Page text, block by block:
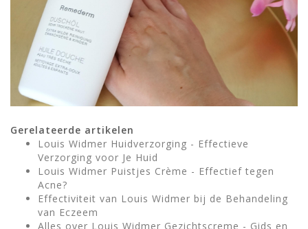
Gerelateerde artikelen
Louis Widmer Huidverzorging - Effectieve
Verzorging voor Je Huid
Louis Widmer Puistjes Crème - Effectief tegen
Acne?
Effectiviteit van Louis Widmer bij de Behandeling
van Eczeem
Alles over Louis Widmer Gezichtscreme - Gids en